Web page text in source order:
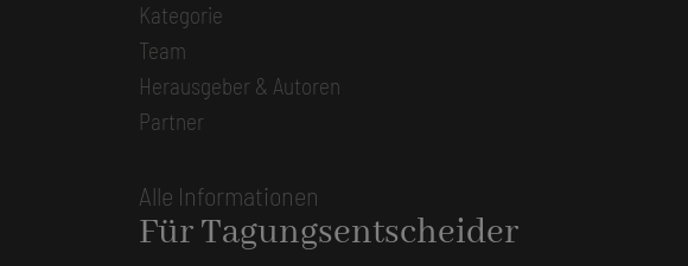
Kategorie
Team
Herausgeber & Autoren
Partner
Alle Informationen
Für Tagungsentscheider